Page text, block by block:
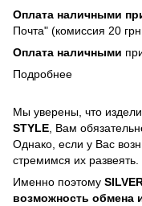
Оплата наличными
Почта" (комиссия 20
Оплата наличными
Подробнее
Мы уверены, что
STYLE , Вам
Однако, если у Вас
стремимся их развеять.
Именно поэтому
возможность обмена